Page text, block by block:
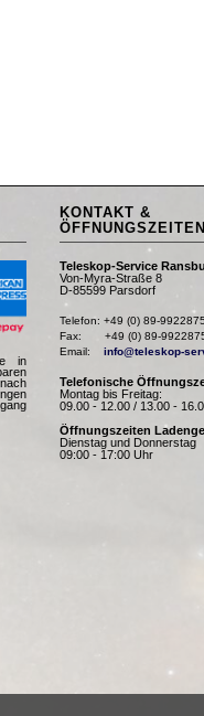
in
KONTAKT &
ÖFFNUNGSZEITEN
Teleskop-Service
Von-Myra-Straße 8
D-85599 Parsdorf
Telefon: +49 (0) 89-
Fax:       +49 (0) 89-
Email: info@teleskop-
Telefonische
Montag bis Freitag:
09.00 - 12.00 / 13.00 -
Öffnungszeiten
Dienstag und Donnerstag
09:00 - 17:00 Uhr